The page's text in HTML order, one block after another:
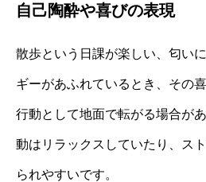
自己陶酔や喜びの表現
散歩という日課が楽しい、匂い
ギーがあふれているとき、その
行動として地面で転がる場合が
動はリラックスしていたり、ス
られやすいです。